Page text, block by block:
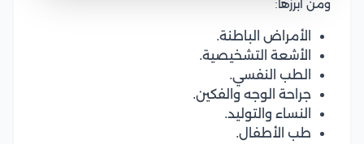
ومن أبرزها:
الأمراض الباطنة.
الأشعة التشخيصية.
الطب النفسي.
جراحة الوجه والفكين.
النساء والتوليد.
طب الأطفال.